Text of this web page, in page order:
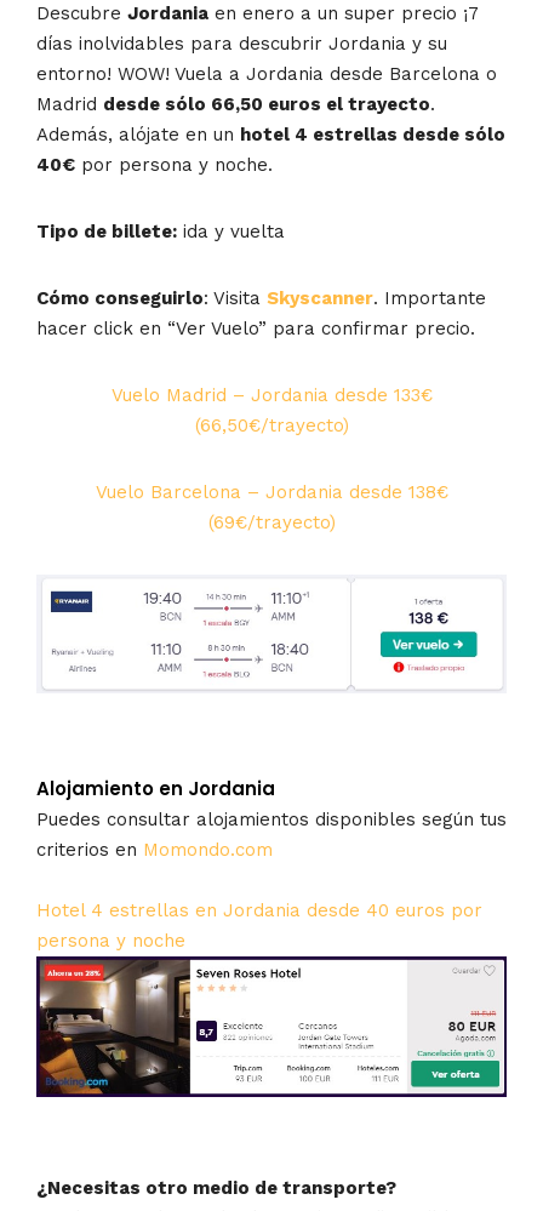
Descubre Jordania en enero a un super precio ¡7
días inolvidables para descubrir Jordania y su
entorno! WOW! Vuela a Jordania desde Barcelona o
Madrid desde sólo 66,50 euros el trayecto.
Además, alójate en un hotel 4 estrellas desde sólo
40€ por persona y noche.
Tipo de billete: ida y vuelta
Cómo conseguirlo: Visita Skyscanner. Importante
hacer click en “Ver Vuelo” para confirmar precio.
Vuelo Madrid – Jordania desde 133€
(66,50€/trayecto)
Vuelo Barcelona – Jordania desde 138€
(69€/trayecto)
Alojamiento en Jordania
Puedes consultar alojamientos disponibles según tus
criterios en Momondo.com
Hotel 4 estrellas en Jordania desde 40 euros por
persona y noche
¿Necesitas otro medio de transporte?